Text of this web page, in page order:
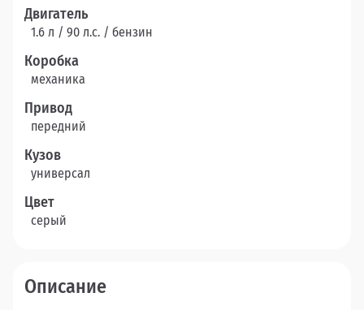
Двигатель
1.6 л / 90 л.c. / бензин
Коробка
механика
Привод
передний
Кузов
универсал
Цвет
серый
Описание